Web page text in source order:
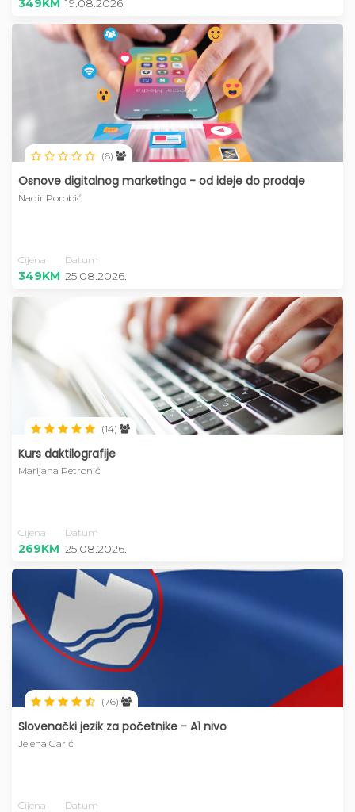
349KM 19.08.2026.
(6)
Osnove digitalnog marketinga - od ideje do prodaje
Nadir Porobić
Cijena Datum
349KM 25.08.2026.
(14)
Kurs daktilografije
Marijana Petronić
Cijena Datum
269KM 25.08.2026.
(76)
Slovenački jezik za početnike - A1 nivo
Jelena Garić
Cijena Datum